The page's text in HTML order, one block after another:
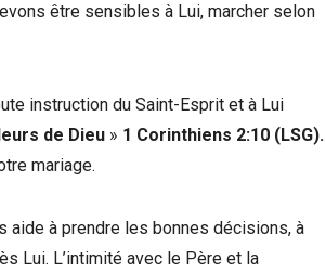
être sensibles à Lui, marcher selon
instruction du Saint-Esprit et à Lui
de Dieu » 1 Corinthiens 2:10 (LSG).
mariage.
aide à prendre les bonnes décisions, à
Lui. L’intimité avec le Père et la